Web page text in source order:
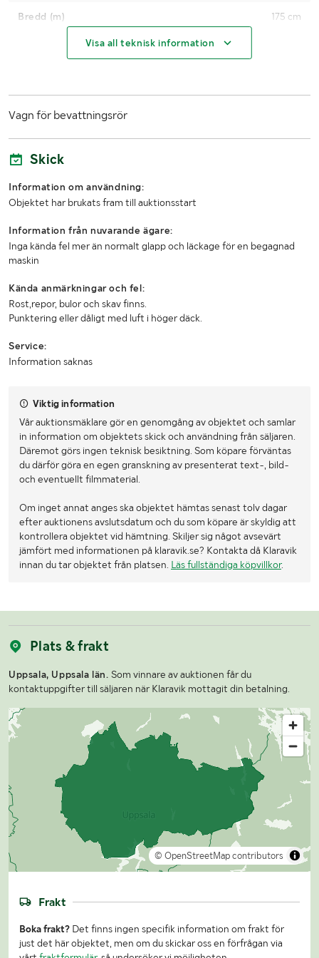
Bredd (m) 175 cm
Visa all teknisk information
Vagn för bevattningsrör
Skick
Information om användning:
Objektet har brukats fram till auktionsstart
Information från nuvarande ägare:
Inga kända fel mer än normalt glapp och läckage för en begagnad
maskin
Kända anmärkningar och fel:
Rost,repor, bulor och skav finns.
Punktering eller dåligt med luft i höger däck.
Service:
Information saknas
Viktig information
Vår auktionsmäklare gör en genomgång av objektet och samlar
in information om objektets skick och användning från säljaren.
Däremot görs ingen teknisk besiktning. Som köpare förväntas
du därför göra en egen granskning av presenterat text-, bild-
och eventuellt filmmaterial.
Om inget annat anges ska objektet hämtas senast tolv dagar
efter auktionens avslutsdatum och du som köpare är skyldig att
kontrollera objektet vid hämtning. Skiljer sig något avsevärt
jämfört med informationen på klaravik.se? Kontakta då Klaravik
innan du tar objektet från platsen. Läs fullständiga köpvillkor.
Plats & frakt
Uppsala, Uppsala län. Som vinnare av auktionen får du
kontaktuppgifter till säljaren när Klaravik mottagit din betalning.
© OpenStreetMap contributors
Frakt
Boka frakt? Det finns ingen specifik information om frakt för
just det här objektet, men om du skickar oss en förfrågan via